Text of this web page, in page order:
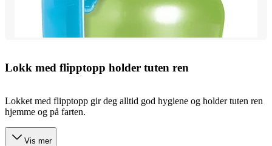
Lokk med flipptopp holder tuten ren
Lokket med flipptopp gir deg alltid god hygiene og holder tuten ren
hjemme og på farten.
Vis mer